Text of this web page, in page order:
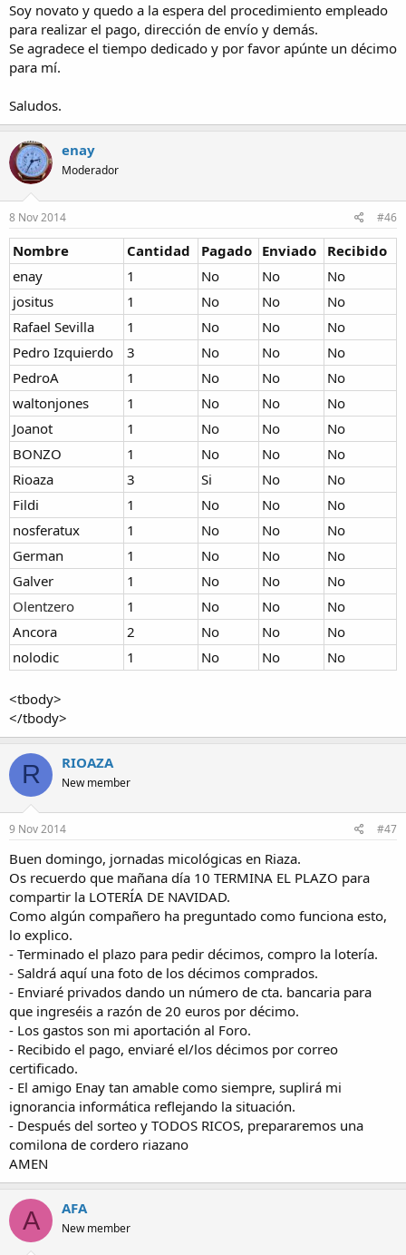
Soy novato y quedo a la espera del procedimiento empleado
para realizar el pago, dirección de envío y demás.
Se agradece el tiempo dedicado y por favor apúnte un décimo
para mí.
Saludos.
enay
Moderador
8 Nov 2014 #46
Nombre Cantidad Pagado Enviado
Recibido
enay
1 No No
No
jositus
1 No No
No
Rafael Sevilla
1 No No
No
Pedro Izquierdo
3 No No
No
PedroA
1 No No
No
waltonjones
1 No No
No
Joanot
1 No No
No
BONZO
1 No No
No
Rioaza
3 Si No
No
Fildi
1 No No
No
nosferatux
1 No No
No
German
1 No No
No
Galver
1 No No
No
Olentzero
1 No No
No
Ancora
2 No No
No
nolodic
1 No No No
<tbody>
</tbody>
R RIOAZA
New member
9 Nov 2014 #47
Buen domingo, jornadas micológicas en Riaza.
Os recuerdo que mañana día 10 TERMINA EL PLAZO para
compartir la LOTERÍA DE NAVIDAD.
Como algún compañero ha preguntado como funciona esto,
lo explico.
- Terminado el plazo para pedir décimos, compro la lotería.
- Saldrá aquí una foto de los décimos comprados.
- Enviaré privados dando un número de cta. bancaria para
que ingreséis a razón de 20 euros por décimo.
- Los gastos son mi aportación al Foro.
- Recibido el pago, enviaré el/los décimos por correo
certificado.
- El amigo Enay tan amable como siempre, suplirá mi
ignorancia informática reflejando la situación.
- Después del sorteo y TODOS RICOS, prepararemos una
comilona de cordero riazano
AMEN
A AFA
New member